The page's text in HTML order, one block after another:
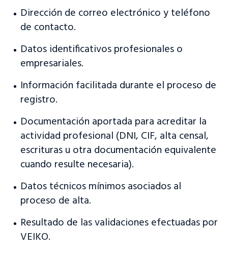
Dirección de correo electrónico y teléfono
de contacto.
Datos identificativos profesionales o
empresariales.
Información facilitada durante el proceso de
registro.
Documentación aportada para acreditar la
actividad profesional (DNI, CIF, alta censal,
escrituras u otra documentación equivalente
cuando resulte necesaria).
Datos técnicos mínimos asociados al
proceso de alta.
Resultado de las validaciones efectuadas por
VEIKO.